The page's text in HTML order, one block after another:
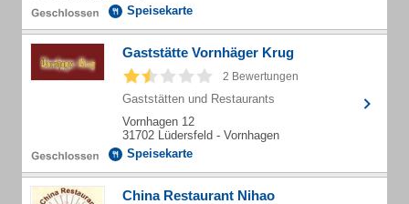
Speisekarte
Gaststätte Vornhäger Krug
2 Bewertungen
Gaststätten und Restaurants
Vornhagen 12
31702 Lüdersfeld - Vornhagen
Speisekarte
China Restaurant Nihao